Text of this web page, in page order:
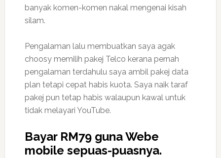
banyak komen-komen nakal mengenai kisah
silam.
Pengalaman lalu membuatkan saya agak
choosy memilih pakej Telco kerana pernah
pengalaman terdahulu saya ambil pakej data
plan tetapi cepat habis kuota. Saya naik taraf
pakej pun tetap habis walaupun kawal untuk
tidak melayari YouTube.
Bayar RM79 guna Webe
mobile sepuas-puasnya.